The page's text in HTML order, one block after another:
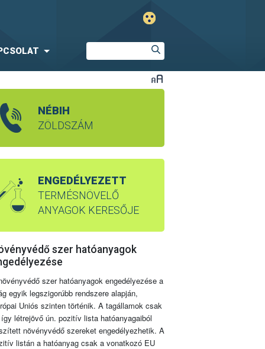
NÉBIH
ZÖLDSZÁM
ENGEDÉLYEZETT
TERMÉSNÖVELŐ
ANYAGOK KERESŐJE
szer hatóanyagok
szer hatóanyagok engedélyezése a
egyik legszigorúbb rendszere alapján,
Uniós szinten történik. A tagállamok csak
létrejövő ún. pozitív lista hatóanyagaiból
növényvédő szereket engedélyezhetik. A
listán a hatóanyag csak a vonatkozó EU